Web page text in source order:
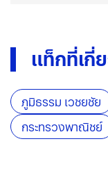
แท็กที่เกี่
ภูมิธรรม เวชยชัย
กระทรวงพาณิชย์